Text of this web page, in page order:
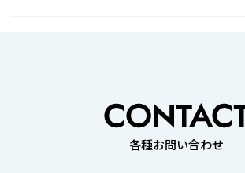
各種お問い合わせ